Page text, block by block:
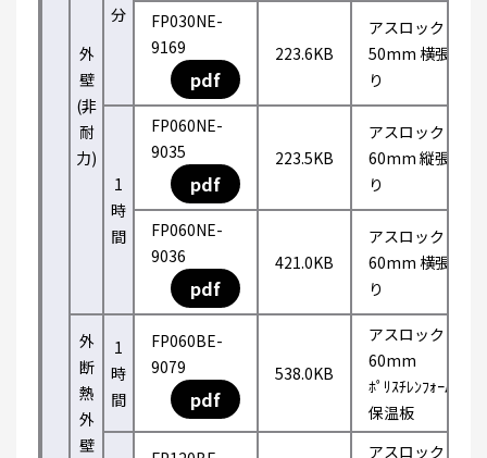
外
壁
(非
耐
力)
分
FP030NE-
9169
pdf
223.6KB
アスロック
50mm 横張
り
1
時
間
FP060NE-
9035
pdf
223.5KB
アスロック
60mm 縦張
り
FP060NE-
9036
pdf
421.0KB
アスロック
60mm 横張
り
外
断
熱
外
壁
1
時
間
FP060BE-
9079
pdf
538.0KB
アスロック
60mm
ﾎﾟﾘｽﾁﾚﾝﾌｫｰﾑ
保温板
アスロック